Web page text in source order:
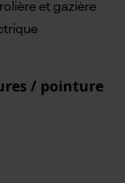
et gazière
/ pointure